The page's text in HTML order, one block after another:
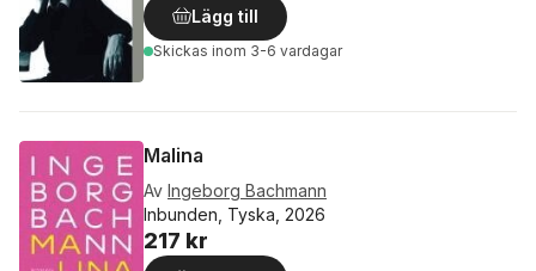
Lägg till
Skickas inom 3-6 vardagar
Malina
Av Ingeborg Bachmann
Inbunden, Tyska, 2026
217 kr